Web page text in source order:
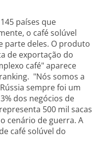
países que
o café solúvel
parte deles. O produto
de exportação do
café" aparece
"Nós somos a
sempre foi um
dos negócios de
500 mil sacas
cenário de guerra. A
café solúvel do